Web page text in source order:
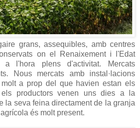
grans, assequibles, amb centres
on el Renaixement i l'Edat
a l'hora plens d'activitat. Mercats
Nous mercats amb instal·lacions
molt a prop del que havien estan els
productors venen uns dies a la
la seva feina directament de la granja
és molt present.